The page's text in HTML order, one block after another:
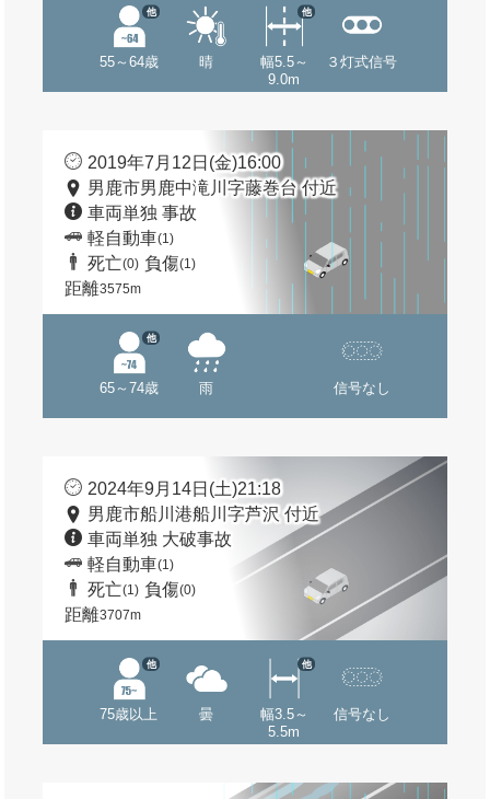
55～64歳
他
晴
幅5.5～
9.0m
他
３灯式信号
2019年7月12日(金)16:00
男鹿市男鹿中滝川字藤巻台 付近
車両単独 事故
軽自動車(1)
死亡(0) 負傷(1)
距離3575m
65～74歳
他
雨 信号なし
2024年9月14日(土)21:18
男鹿市船川港船川字芦沢 付近
車両単独 大破事故
軽自動車(1)
死亡(1) 負傷(0)
距離3707m
75歳以上
他
曇
幅3.5～
5.5m
他
信号なし